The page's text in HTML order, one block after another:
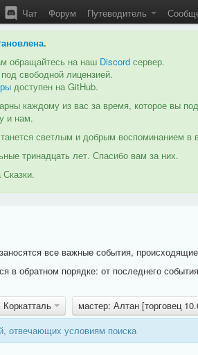
Чат Форум Путеводитель
.
обращайтесь на наш Discord сервер.
под свободной лицензией.
доступен на GitHub.
каждому из вас за время, которое вы
и нам.
светлым и добрым воспоминанием
тринадцать лет. Спасибо вам за них.
все важные события,
в обратном порядке: от последнего
Коркатталь
мастер: Алтан [торговец
отвечающих условиям поиска